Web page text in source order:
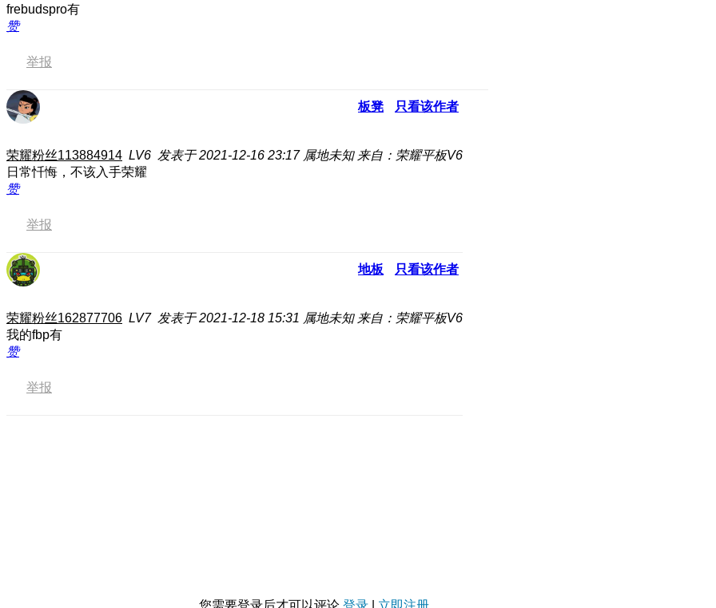
frebudspro有
赞
举报
板凳 只看该作者
荣耀粉丝113884914 LV6 发表于 2021-12-16 23:17 属地未知 来自：荣耀平板V6
日常忏悔，不该入手荣耀
赞
举报
地板 只看该作者
荣耀粉丝162877706 LV7 发表于 2021-12-18 15:31 属地未知 来自：荣耀平板V6
我的fbp有
赞
举报
您需要登录后才可以评论 登录 立即注册